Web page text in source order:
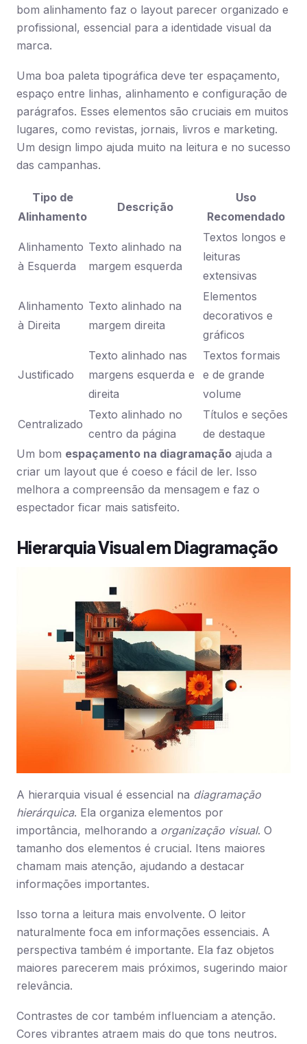
bom alinhamento faz o layout parecer organizado e
profissional, essencial para a identidade visual da
marca.
Uma boa paleta tipográfica deve ter espaçamento,
espaço entre linhas, alinhamento e configuração de
parágrafos. Esses elementos são cruciais em muitos
lugares, como revistas, jornais, livros e marketing.
Um design limpo ajuda muito na leitura e no sucesso
das campanhas.
Tipo de
Alinhamento
Descrição
Uso
Recomendado
Alinhamento
à Esquerda
Texto alinhado na
margem esquerda
Textos longos e
leituras
extensivas
Alinhamento
à Direita
Texto alinhado na
margem direita
Elementos
decorativos e
gráficos
Justificado
Texto alinhado nas
margens esquerda e
direita
Textos formais
e de grande
volume
Centralizado
Texto alinhado no
centro da página
Títulos e seções
de destaque
Um bom espaçamento na diagramação ajuda a
criar um layout que é coeso e fácil de ler. Isso
melhora a compreensão da mensagem e faz o
espectador ficar mais satisfeito.
Hierarquia Visual em Diagramação
A hierarquia visual é essencial na diagramação
hierárquica. Ela organiza elementos por
importância, melhorando a organização visual. O
tamanho dos elementos é crucial. Itens maiores
chamam mais atenção, ajudando a destacar
informações importantes.
Isso torna a leitura mais envolvente. O leitor
naturalmente foca em informações essenciais. A
perspectiva também é importante. Ela faz objetos
maiores parecerem mais próximos, sugerindo maior
relevância.
Contrastes de cor também influenciam a atenção.
Cores vibrantes atraem mais do que tons neutros.